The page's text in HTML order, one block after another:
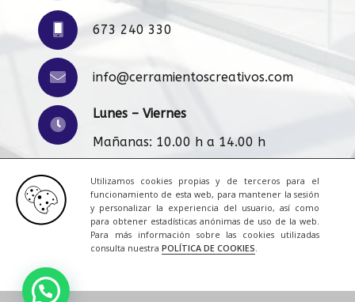
Utilizamos cookies propias y de terceros para el
funcionamiento de esta web, para mantener la sesión
y personalizar la experiencia del usuario, así como
para obtener estadísticas anónimas de uso de la web.
Para más información sobre las cookies utilizadas
consulta nuestra POLÍTICA DE COOKIES.
673 240 330
info@cerramientoscreativos.com
Lunes – Viernes
Mañanas: 10.00 h a 14.00 h
Tardes: 16:00 h a 20.00 h
Aviso Legal|Cookies|Contacto
© 2023 Todos los derechos reservados.